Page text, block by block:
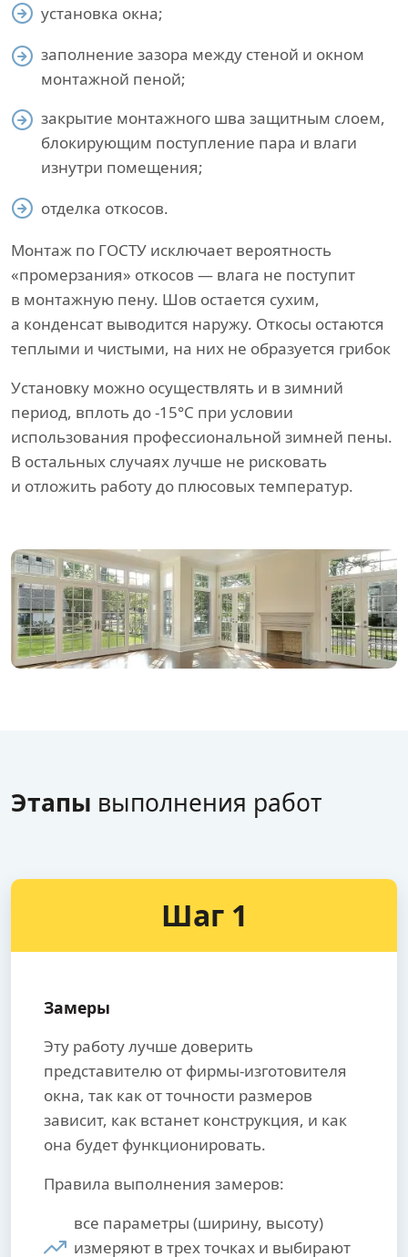
установка окна;
заполнение зазора между стеной и окном
монтажной пеной;
закрытие монтажного шва защитным слоем,
блокирующим поступление пара и влаги
изнутри помещения;
отделка откосов.
Монтаж по ГОСТУ исключает вероятность
«промерзания» откосов — влага не поступит
в монтажную пену. Шов остается сухим,
а конденсат выводится наружу. Откосы остаются
теплыми и чистыми, на них не образуется грибок
Установку можно осуществлять и в зимний
период, вплоть до -15°С при условии
использования профессиональной зимней пены.
В остальных случаях лучше не рисковать
и отложить работу до плюсовых температур.
Этапы выполнения работ
Шаг 1
Замеры
Эту работу лучше доверить
представителю от фирмы-изготовителя
окна, так как от точности размеров
зависит, как встанет конструкция, и как
она будет функционировать.
Правила выполнения замеров:
все параметры (ширину, высоту)
измеряют в трех точках и выбирают